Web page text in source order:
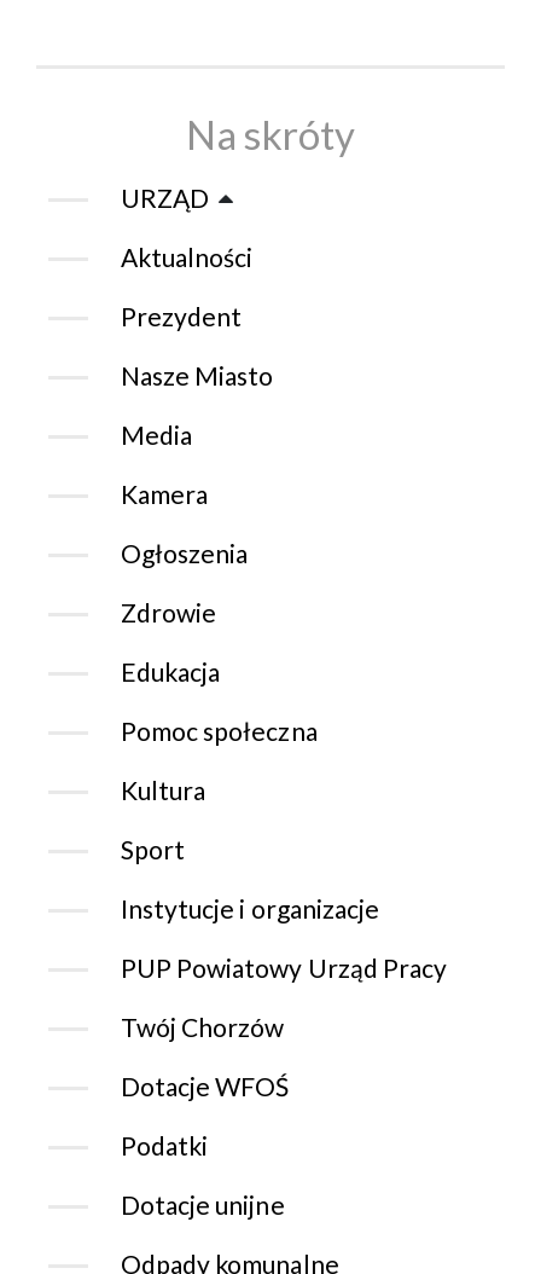
Na skróty
URZĄD
Aktualności
Prezydent
Nasze Miasto
Media
Kamera
Ogłoszenia
Zdrowie
Edukacja
Pomoc społeczna
Kultura
Sport
Instytucje i organizacje
PUP Powiatowy Urząd Pracy
Twój Chorzów
Dotacje WFOŚ
Podatki
Dotacje unijne
Odpady komunalne